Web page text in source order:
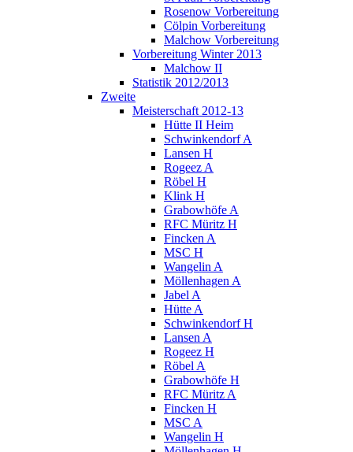
Rosenow Vorbereitung
Cölpin Vorbereitung
Malchow Vorbereitung
Vorbereitung Winter 2013
Malchow II
Statistik 2012/2013
Zweite
Meisterschaft 2012-13
Hütte II Heim
Schwinkendorf A
Lansen H
Rogeez A
Röbel H
Klink H
Grabowhöfe A
RFC Müritz H
Fincken A
MSC H
Wangelin A
Möllenhagen A
Jabel A
Hütte A
Schwinkendorf H
Lansen A
Rogeez H
Röbel A
Grabowhöfe H
RFC Müritz A
Fincken H
MSC A
Wangelin H